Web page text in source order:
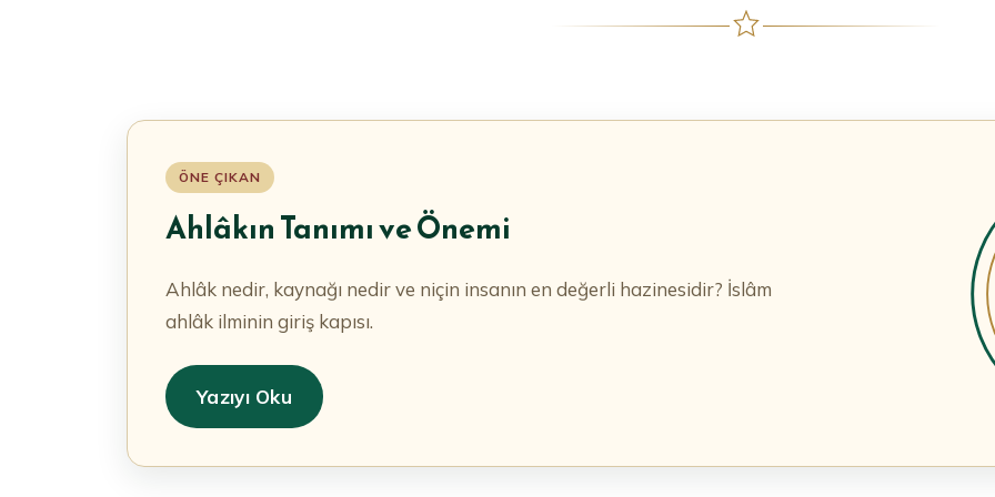
ÖNE ÇIKAN
Ahlâkın Tanımı ve Önemi
Ahlâk nedir, kaynağı nedir ve niçin insanın en değerli hazinesidir? İslâm
ahlâk ilminin giriş kapısı.
Yazıyı Oku